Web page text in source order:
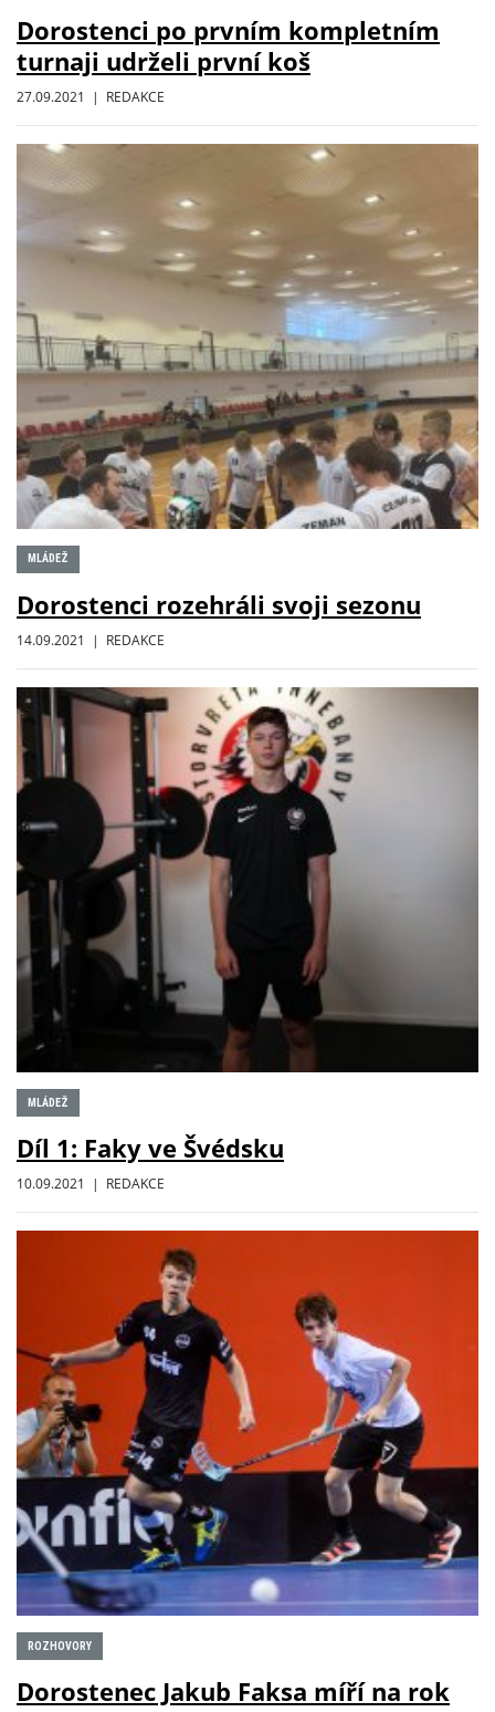
Dorostenci po prvním kompletním
turnaji udrželi první koš
27.09.2021 | REDAKCE
MLÁDEŽ
Dorostenci rozehráli svoji sezonu
14.09.2021 | REDAKCE
MLÁDEŽ
Díl 1: Faky ve Švédsku
10.09.2021 | REDAKCE
ROZHOVORY
Dorostenec Jakub Faksa míří na rok